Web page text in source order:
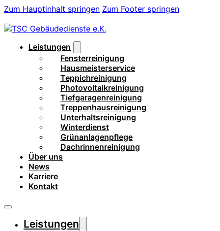
Zum Hauptinhalt springen Zum Footer springen
Leistungen
Fensterreinigung
Hausmeisterservice
Teppichreinigung
Photovoltaikreinigung
Tiefgaragenreinigung
Treppenhausreinigung
Unterhaltsreinigung
Winterdienst
Grünanlagenpflege
Dachrinnenreinigung
Über uns
News
Karriere
Kontakt
Leistungen